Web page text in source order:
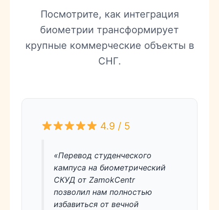
Посмотрите, как интеграция
биометрии трансформирует
крупные коммерческие объекты в
СНГ.
4.9 / 5
«Перевод студенческого
кампуса на биометрический
СКУД от ZamokCentr
позволил нам полностью
избавиться от вечной